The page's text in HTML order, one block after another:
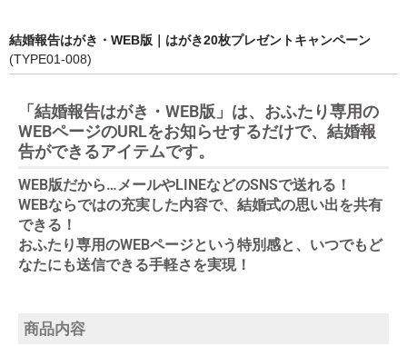
結婚報告はがき・WEB版｜はがき20枚プレゼントキャンペーン
(TYPE01-008)
「結婚報告はがき・WEB版」は、おふたり専用の
WEBページのURLをお知らせするだけで、結婚報
告ができるアイテムです。
WEB版だから…メールやLINEなどのSNSで送れる！
WEBならではの充実した内容で、結婚式の思い出を共有
できる！
おふたり専用のWEBページという特別感と、いつでもど
なたにも送信できる手軽さを実現！
商品内容